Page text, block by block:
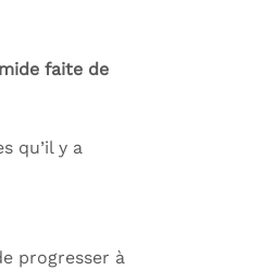
faite de
qu’il y a
progresser à